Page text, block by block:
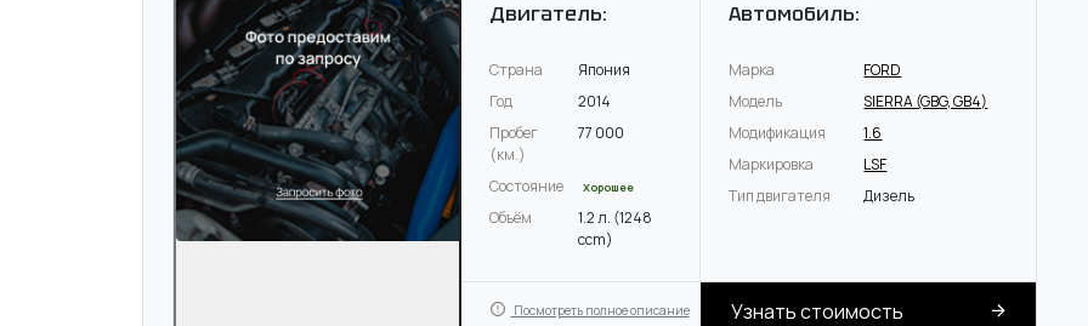
Двигатель:
Страна
Япония
Год
2014
Пробег
(км.)
77 000
Состояние Хорошее
Объём
1.2 л. (1248
ccm)
Автомобиль:
Марка
FORD
Модель
SIERRA (GBG, GB4)
Модификация
1.6
Маркировка
LSF
Тип двигателя
Дизель
Посмотреть полное описание Узнать стоимость